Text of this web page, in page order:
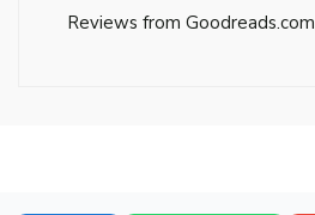
Reviews from Goodreads.com